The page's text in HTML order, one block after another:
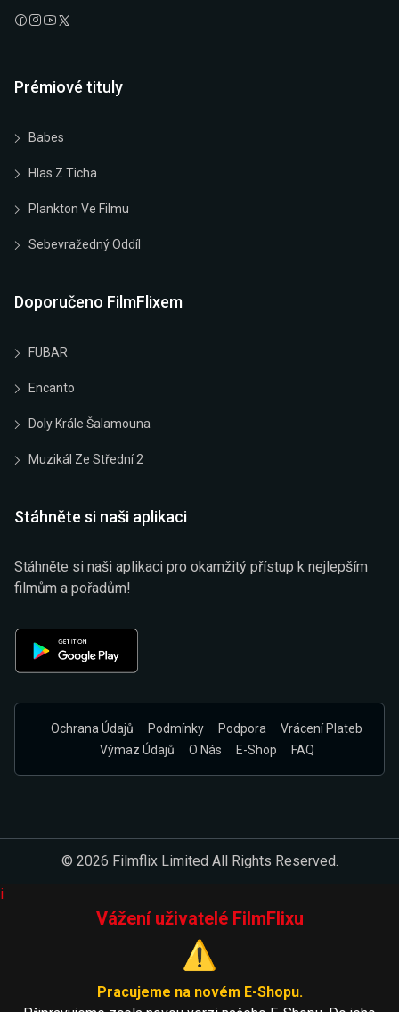
Prémiové tituly
Babes
Hlas Z Ticha
Plankton Ve Filmu
Sebevražedný Oddíl
Doporučeno FilmFlixem
FUBAR
Encanto
Doly Krále Šalamouna
Muzikál Ze Střední 2
Stáhněte si naši aplikaci
Stáhněte si naši aplikaci pro okamžitý přístup k nejlepším
filmům a pořadům!
Ochrana Údajů Podmínky Podpora
Vrácení Plateb
Výmaz Údajů
O Nás E-Shop FAQ
© 2026 Filmflix Limited All Rights Reserved.
i
Vážení uživatelé FilmFlixu
⚠️
Pracujeme na novém E-Shopu.